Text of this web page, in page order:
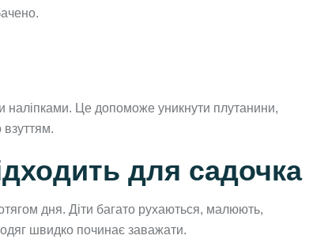
наліпками. Це допоможе уникнути плутанини,
для садочка
дня. Діти багато рухаються, малюють,
швидко починає заважати.